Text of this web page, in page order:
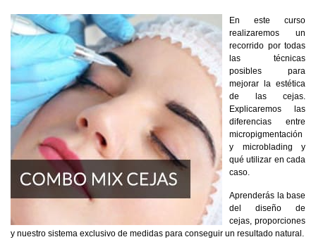
En este curso
realizaremos un
recorrido por todas
las técnicas
posibles para
mejorar la estética
de las cejas.
Explicaremos las
diferencias entre
micropigmentación
y microblading y
qué utilizar en cada
caso.
Aprenderás la base
del diseño de
cejas, proporciones
y nuestro sistema exclusivo de medidas para conseguir un resultado natural.